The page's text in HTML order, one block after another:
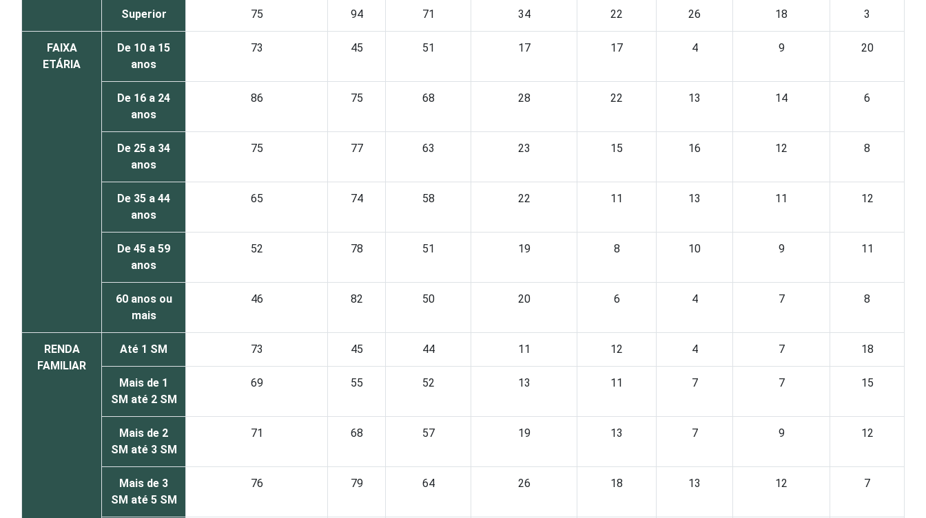
Superior 75 94 71 34 22 26 18 3
FAIXA
ETÁRIA
De 10 a 15
anos
73 45 51 17 17 4 9 20
De 16 a 24
anos
86 75 68 28 22 13 14 6
De 25 a 34
anos
75 77 63 23 15 16 12 8
De 35 a 44
anos
65 74 58 22 11 13 11 12
De 45 a 59
anos
52 78 51 19 8 10 9 11
60 anos ou
mais
46 82 50 20 6 4 7 8
RENDA
FAMILIAR
Até 1 SM 73 45 44 11 12 4 7 18
Mais de 1
SM até 2 SM
69 55 52 13 11 7 7 15
Mais de 2
SM até 3 SM
71 68 57 19 13 7 9 12
Mais de 3
SM até 5 SM
76 79 64 26 18 13 12 7